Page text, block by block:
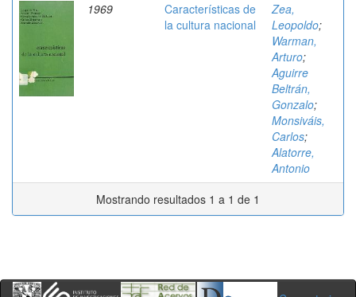
1969
Características de
la cultura nacional
Zea,
Leopoldo;
Warman,
Arturo;
Aguirre
Beltrán,
Gonzalo;
Monsiváis,
Carlos;
Alatorre,
Antonio
Mostrando resultados 1 a 1 de 1